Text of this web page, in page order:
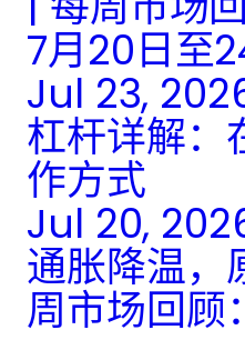
7月20日至
Jul 23,
杠杆详解：
作方式
Jul 20,
通胀降温，
周市场回顾